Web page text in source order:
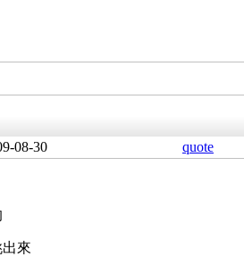
08-30 quote
來